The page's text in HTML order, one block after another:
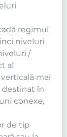
regimul
niveluri
/
al
mai
destinat în
conexe,
de tip